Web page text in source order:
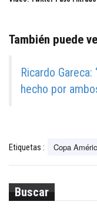
También puede
Ricardo
hecho por
Etiquetas : Copa
Buscar